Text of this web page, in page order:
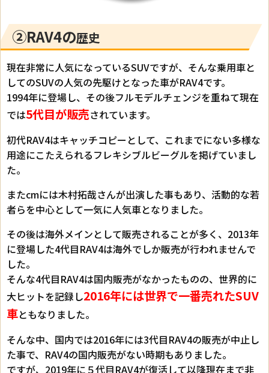
②RAV4の歴史
現在非常に人気になっているSUVですが、そんな乗用車と
してのSUVの人気の先駆けとなった車がRAV4です。
1994年に登場し、その後フルモデルチェンジを重ねて現在
では5代目が販売されています。
初代RAV4はキャッチコピーとして、これまでにない多様な
用途にこたえられるフレキシブルビーグルを掲げていまし
た。
またcmには木村拓哉さんが出演した事もあり、活動的な若
者らを中心として一気に人気車となりました。
その後は海外メインとして販売されることが多く、2013年
に登場した4代目RAV4は海外でしか販売が行われませんで
した。
そんな4代目RAV4は国内販売がなかったものの、世界的に
大ヒットを記録し2016年には世界で一番売れたSUV
車ともなりました。
そんな中、国内では2016年には3代目RAV4の販売が中止し
た事で、RAV4の国内販売がない時期もありました。
ですが、2019年に５代目RAV4が復活して以降現在まで非